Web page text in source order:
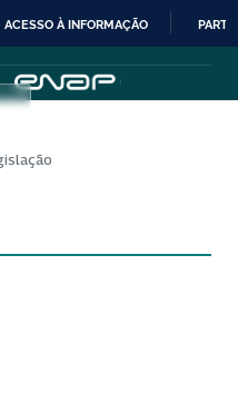
ACESSO À INFORMAÇÃO